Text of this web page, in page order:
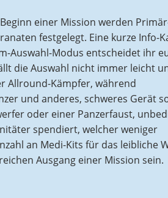
einer Mission werden
festgelegt. Eine kurze Info-
Auswahl-Modus entscheidet ihr
die Auswahl nicht immer leicht
Allround-Kämpfer, während
und anderes, schweres Gerät
oder einer Panzerfaust,
spendiert, welcher weniger
an Medi-Kits für das leibliche
Ausgang einer Mission sein.